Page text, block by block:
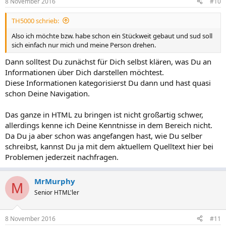
e
n
TH5000 schrieb:
Also ich möchte bzw. habe schon ein Stückweit gebaut und sud soll
sich einfach nur mich und meine Person drehen.
Dann solltest Du zunächst für Dich selbst klären, was Du an
Informationen über Dich darstellen möchtest.
Diese Informationen kategorisierst Du dann und hast quasi
schon Deine Navigation.
Das ganze in HTML zu bringen ist nicht großartig schwer,
allerdings kenne ich Deine Kenntnisse in dem Bereich nicht.
Da Du ja aber schon was angefangen hast, wie Du selber
schreibst, kannst Du ja mit dem aktuellem Quelltext hier bei
Problemen jederzeit nachfragen.
M MrMurphy
Senior HTML'ler
8 November 2016 #11